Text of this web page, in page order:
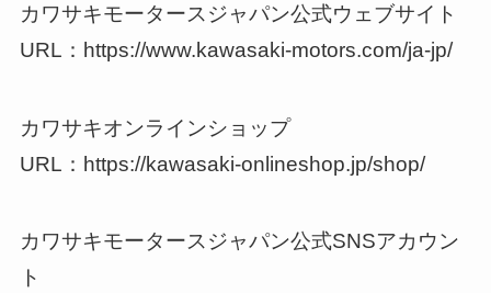
カワサキモータースジャパン公式ウェブサイト
URL：https://www.kawasaki-motors.com/ja-jp/
カワサキオンラインショップ
URL：https://kawasaki-onlineshop.jp/shop/
カワサキモータースジャパン公式SNSアカウン
ト